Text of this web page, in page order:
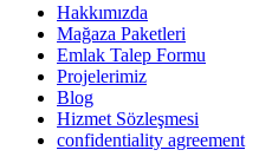
Hakkımızda
Mağaza Paketleri
Emlak Talep Formu
Projelerimiz
Blog
Hizmet Sözleşmesi
confidentiality agreement